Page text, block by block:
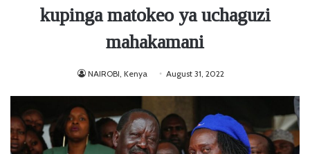
kupinga matokeo ya uchaguzi
mahakamani
NAIROBI, Kenya August 31, 2022